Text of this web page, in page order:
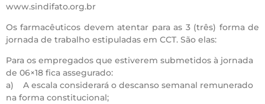
www.sindifato.org.br
Os farmacêuticos devem atentar para as 3 (três) forma de
jornada de trabalho estipuladas em CCT. São elas:
Para os empregados que estiverem submetidos à jornada
de 06×18 fica assegurado:
a) A escala considerará o descanso semanal remunerado
na forma constitucional;